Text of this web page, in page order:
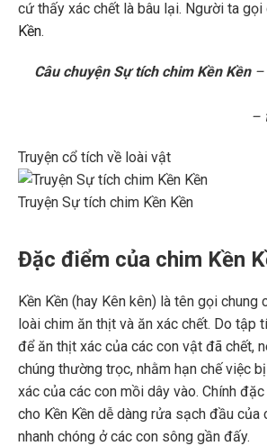
cứ thấy xác chết là bâu lại. Người ta gọi
Kền.
Câu chuyện Sự tích chim Kền Kền–
–
Truyện cổ tích về loài vật
Truyện Sự tích chim Kền Kền
Đặc điểm của chim Kền
Kền Kền (hay Kên kên) là tên gọi chung
loài chim ăn thịt và ăn xác chết. Do tập
để ăn thịt xác của các con vật đã chết,
chúng thường trọc, nhằm hạn chế việc
xác của các con mồi dây vào. Chính
cho Kền Kền dễ dàng rửa sạch đầu của
nhanh chóng ở các con sông gần đấy.